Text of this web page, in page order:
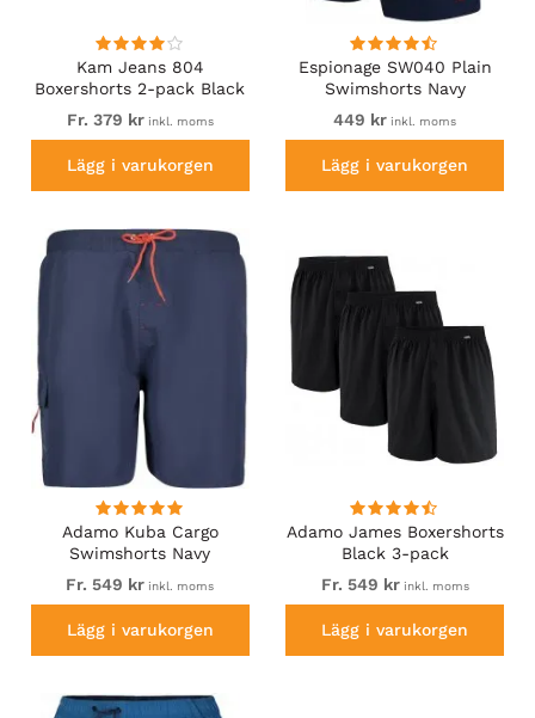
Kam Jeans 804
Boxershorts 2-pack Black
Fr. 379 krinkl. moms
Lägg i varukorgen
Espionage SW040 Plain
Swimshorts Navy
449 kr inkl. moms
Lägg i varukorgen
Adamo Kuba Cargo
Swimshorts Navy
Fr. 549 kr inkl. moms
Lägg i varukorgen
Adamo James Boxershorts
Black 3-pack
Fr. 549 krinkl. moms
Lägg i varukorgen